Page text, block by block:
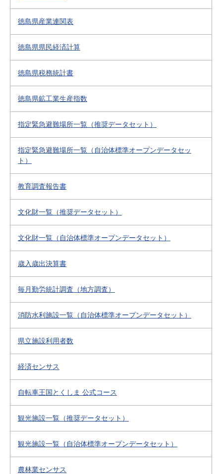
徳島県産業連関表
徳島県県民経済計算
徳島県税務統計書
徳島県鉱工業生産指数
指定緊急避難場所一覧（推奨データセット）
指定緊急避難場所一覧（自治体標準オープンデータセッ
ト）
教育調査報告書
文化財一覧（推奨データセット）
文化財一覧（自治体標準オープンデータセット）
歳入歳出決算書
毎月勤労統計調査（地方調査）
消防水利施設一覧（自治体標準オープンデータセット）
県立施設利用者数
経済センサス
自転車王国とくしま 公式コース
観光施設一覧（推奨データセット）
観光施設一覧（自治体標準オープンデータセット）
農林業センサス